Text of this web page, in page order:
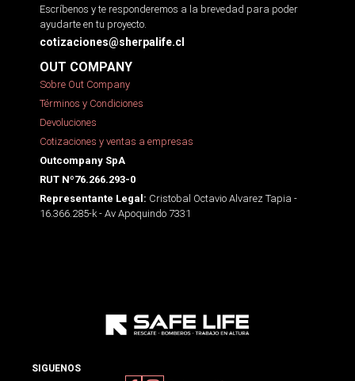
Escríbenos y te responderemos a la brevedad para poder
ayudarte en tu proyecto.
cotizaciones@sherpalife.cl
OUT COMPANY
Sobre Out Company
Términos y Condiciones
Devoluciones
Cotizaciones y ventas a empresas
Outcompany SpA
RUT Nº76.266.293-0
Representante Legal: Cristobal Octavio Alvarez Tapia -
16.366.285-k - Av Apoquindo 7331
SIGUENOS